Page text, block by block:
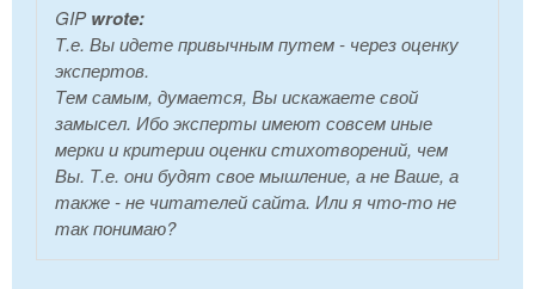
GIPwrote:
Т.е. Вы идете привычным путем - через оценку
экспертов.
Тем самым, думается, Вы искажаете свой
замысел. Ибо эксперты имеют совсем иные
мерки и критерии оценки стихотворений, чем
Вы. Т.е. они будят свое мышление, а не Ваше, а
также - не читателей сайта. Или я что-то не
так понимаю?